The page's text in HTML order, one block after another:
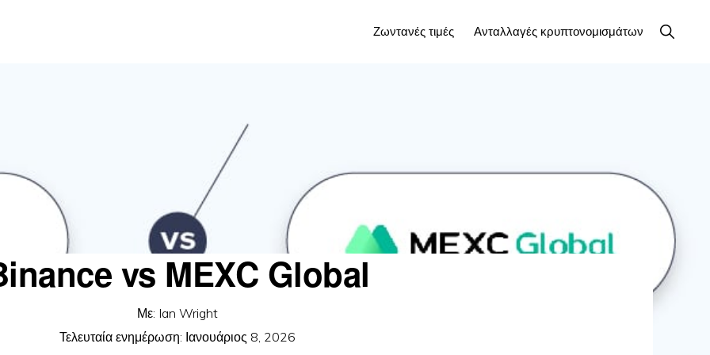
Ζωντανές τιμές Ανταλλαγές κρυπτονομισμάτων
vs MEXC Global
Με: Ian Wright
Τελευταία ενημέρωση: Ιανουάριος 8, 2026